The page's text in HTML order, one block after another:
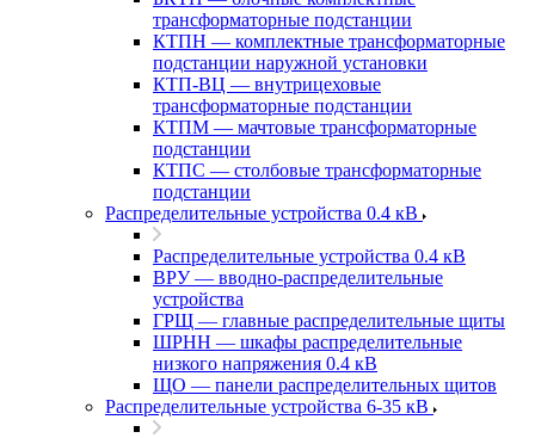
трансформаторные подстанции
КТПН — комплектные трансформаторные
подстанции наружной установки
КТП-ВЦ — внутрицеховые
трансформаторные подстанции
КТПМ — мачтовые трансформаторные
подстанции
КТПС — столбовые трансформаторные
подстанции
Распределительные устройства 0.4 кВ
Распределительные устройства 0.4 кВ
ВРУ — вводно-распределительные
устройства
ГРЩ — главные распределительные щиты
ШРНН — шкафы распределительные
низкого напряжения 0.4 кВ
ЩО — панели распределительных щитов
Распределительные устройства 6-35 кВ